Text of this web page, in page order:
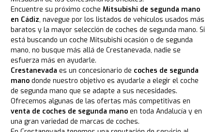
Encuentre su próximo cocheMitsubishi de segunda mano
en Cádiz, navegue por los listados de vehículos usados más
baratos y la mayor selección de coches de segunda mano. Si
está buscando un coche Mitsubishi ocasión o de segunda
mano, no busque más allá de Crestanevada, nadie se
esfuerza más en ayudarle.
Crestanevada es un concesionario de coches de segunda
mano donde nuestro objetivo es ayudarle a elegir el coche
de segunda mano que se adapte a sus necesidades.
Ofrecemos algunas de las ofertas más competitivas en
venta de coches de segunda mano en toda Andalucía y en
una gran variedad de marcas de coches.